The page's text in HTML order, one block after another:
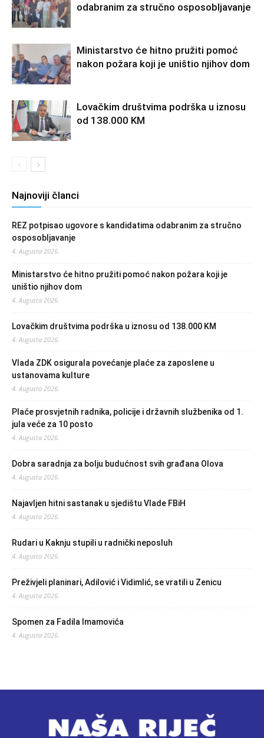
odabranim za stručno osposobljavanje
Ministarstvo će hitno pružiti pomoć
nakon požara koji je uništio njihov dom
Lovačkim društvima podrška u iznosu
od 138.000 KM
Najnoviji članci
REZ potpisao ugovore s kandidatima odabranim za stručno
osposobljavanje
4. Augusta 2026.
Ministarstvo će hitno pružiti pomoć nakon požara koji je
uništio njihov dom
4. Augusta 2026.
Lovačkim društvima podrška u iznosu od 138.000 KM
4. Augusta 2026.
Vlada ZDK osigurala povećanje plaće za zaposlene u
ustanovama kulture
4. Augusta 2026.
Plaće prosvjetnih radnika, policije i državnih službenika od 1.
jula veće za 10 posto
4. Augusta 2026.
Dobra saradnja za bolju budućnost svih građana Olova
4. Augusta 2026.
Najavljen hitni sastanak u sjedištu Vlade FBiH
4. Augusta 2026.
Rudari u Kaknju stupili u radnički neposluh
4. Augusta 2026.
Preživjeli planinari, Adilović i Vidimlić, se vratili u Zenicu
4. Augusta 2026.
Spomen za Fadila Imamovića
4. Augusta 2026.